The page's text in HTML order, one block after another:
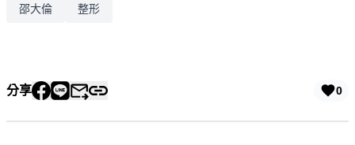
邵大倫 整形
分享 0